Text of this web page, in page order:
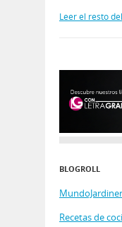
Leer el resto
BLOGROLL
Recetas de